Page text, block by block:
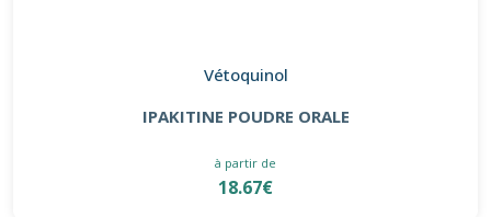
Vétoquinol
IPAKITINE POUDRE ORALE
à partir de
18.67€